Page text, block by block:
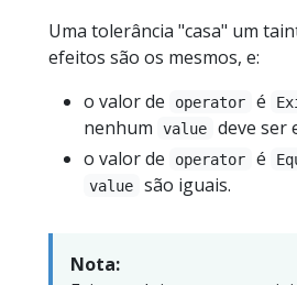
Uma tolerância "casa" um
efeitos são os mesmos, e:
o valor de
operator é
nenhum
value
deve ser
o valor de
operator é
value são iguais.
Nota: